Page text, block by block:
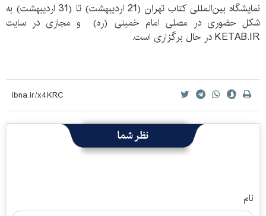
نمایشگاه بین‌المللی کتاب تهران (21 اردیبهشت) تا (31 اردیبهشت) به
شکل حضوری در مصلی امام خمینی (ره) و مجازی در سایت
‌KETAB.IR در حال برگزاری است.
نظر شما
نام